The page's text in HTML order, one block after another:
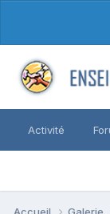
Activité